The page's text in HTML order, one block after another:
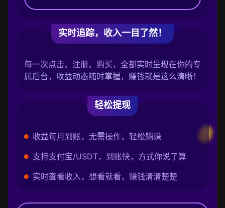
实时追踪，收入一目了然！
每一次点击、注册、购买，全都实时呈现在你的专
属后台，收益动态随时掌握，赚钱就是这么清晰！
轻松提现
收益每月到账，无需操作，轻松躺赚
支持支付宝/USDT，到账快，方式你说了算
实时查看收入，想看就看，赚钱清清楚楚